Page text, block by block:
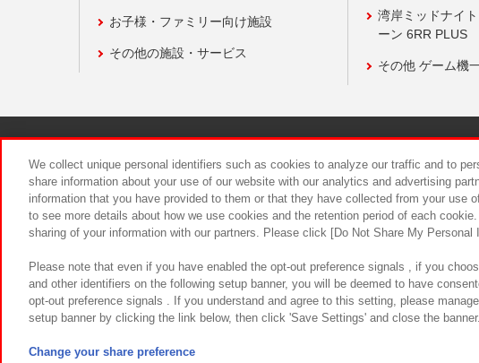
お子様・ファミリー向け施設
その他の施設・サービス
湾岸ミッドナイ
ーン 6RR PLUS
その他 ゲーム機
食品のご提供について
We collect unique personal identifiers such as cookies to analyze our traffic and to
share information about your use of our website with our analytics and advertising
information that you have provided to them or that they have collected from your use
to see more details about how we use cookies and the retention period of each
sharing of your information with our partners. Please click [Do Not Share My
Please note that even if you have enabled the opt-out preference signals , if you
and other identifiers on the following setup banner, you will be deemed to have
opt-out preference signals . If you understand and agree to this setting, please
setup banner by clicking the link below, then click 'Save Settings' and close the banner.
Change your share preference